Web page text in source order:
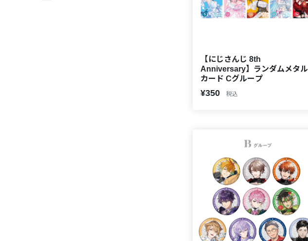
【にじさんじ 8th
Anniversary】ランダムメタル
カード Cグループ
¥350 税込